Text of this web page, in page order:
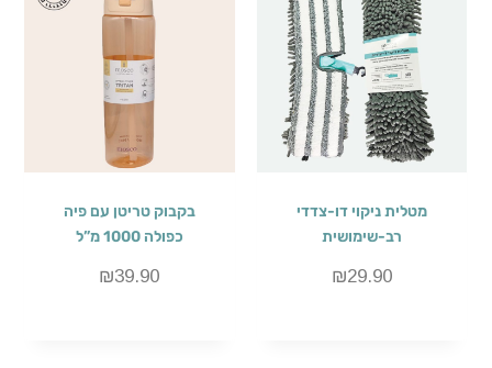
מטלית ניקוי דו-צדדי
רב-שימושית
₪29.90
בקבוק טריטן עם פיה
כפולה 1000 מ”ל
₪39.90